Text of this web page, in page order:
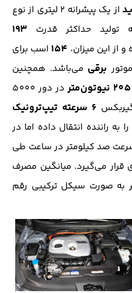
از یک پیشرانه 2 لیتری از نوع
تولید حداکثر قدرت 193
154اسب برای
برقی می‌باشد. همچنین
205 نیوتون‌متر
در دور 5000
6 سرعته تیپ‌ترونیک
راننده انتقال داده اما در
صد کیلومتر در ساعت طی
می‌گیرد. میانگین مصرف
به صورت سیکل ترکیبی رقم